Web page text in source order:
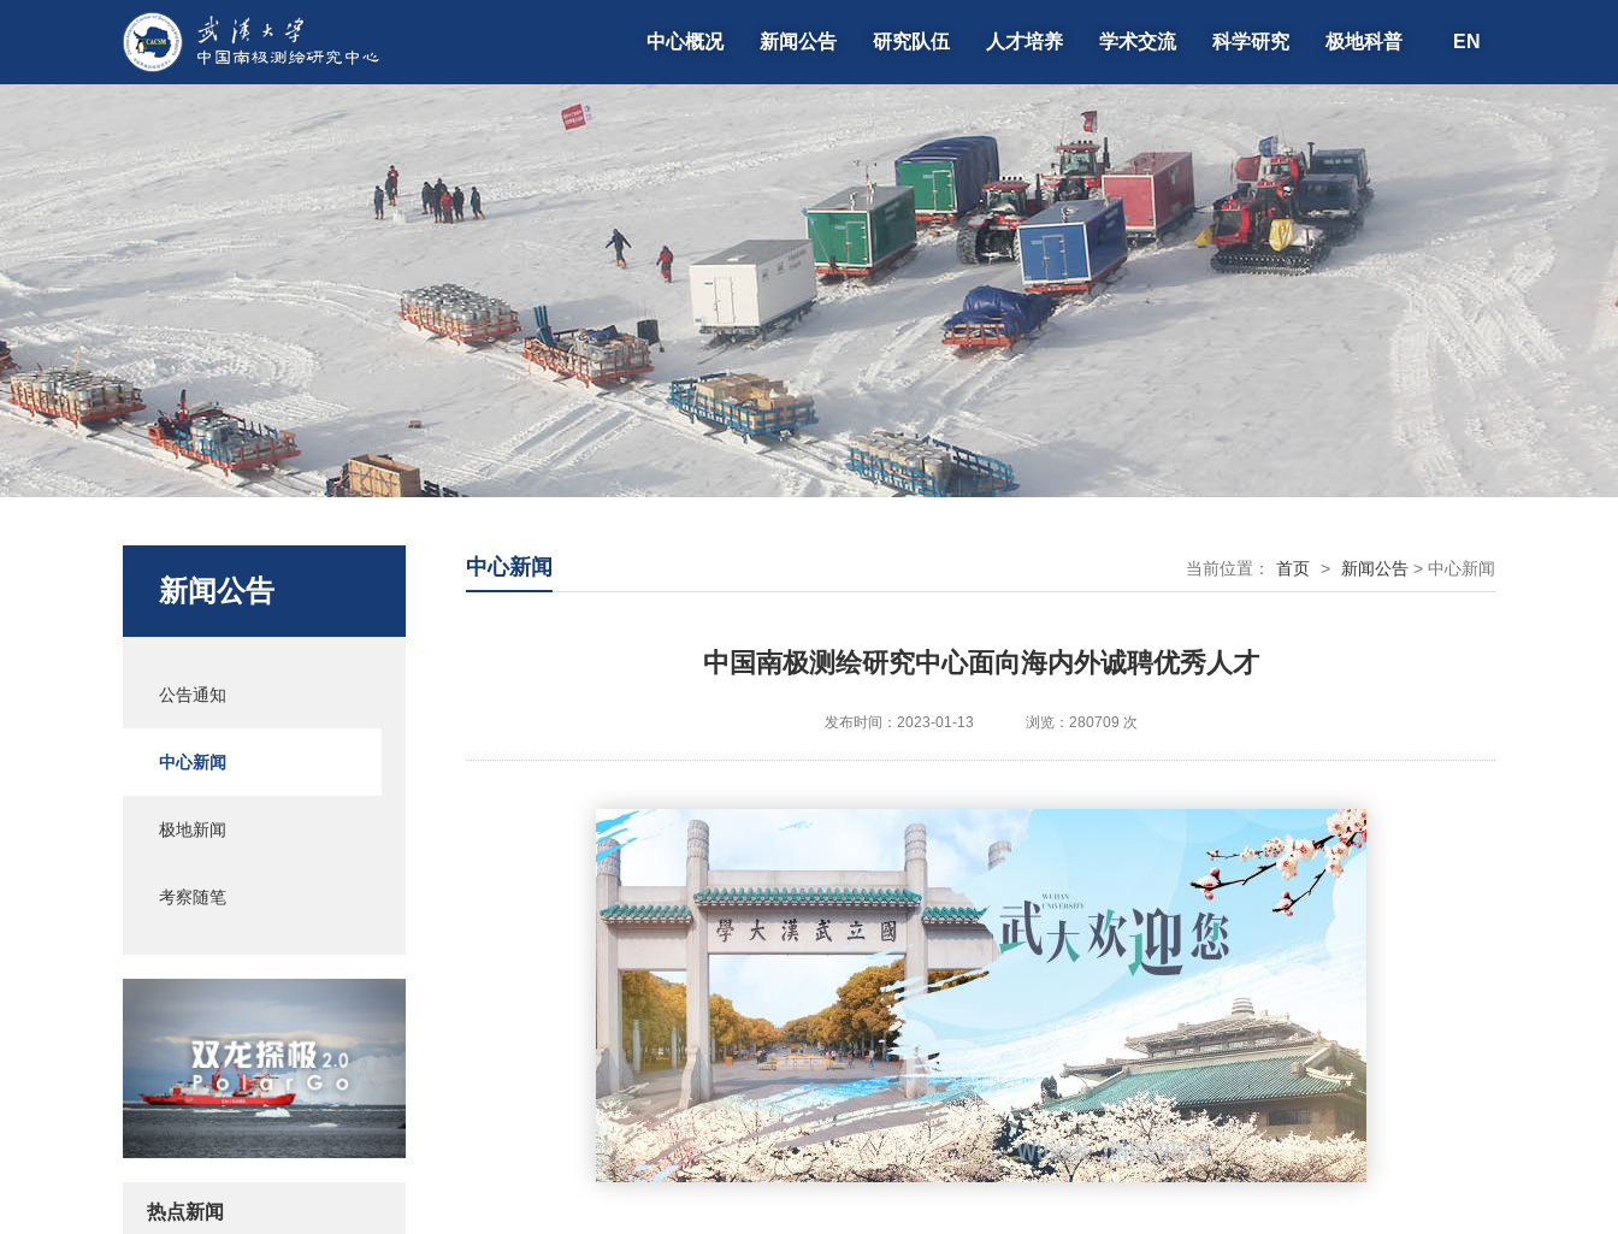
中心概况 新闻公告 研究队伍 人才培养 学术交流 科学研究 极地科普 EN
新闻公告
公告通知
中心新闻
极地新闻
考察随笔
热点新闻
中心新闻 当前位置： 首页 > 新闻公告 > 中心新闻
中国南极测绘研究中心面向海内外诚聘优秀人才
发布时间：2023-01-13 浏览：280709 次